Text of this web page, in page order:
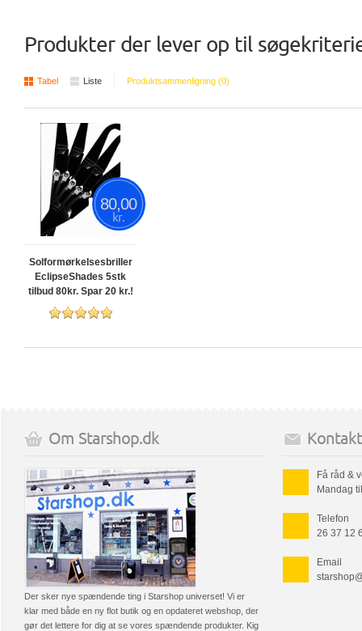
Produkter der lever op til
Tabel Liste Produktsammenligning (0)
Solformørkelsesbriller
EclipseShades 5stk
tilbud 80kr. Spar 20 kr.!
80,00
kr.
Om Starshop.dk
Der sker nye spændende ting i Starshop universet! Vi er
klar med både en ny flot butik og en opdateret webshop, der
gør det lettere for dig at se vores spændende produkter. Kig
Få råd &
Mandag
Telefon
26 37 12
Email